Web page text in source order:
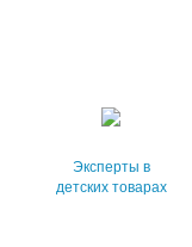
Эксперты в
детских товарах